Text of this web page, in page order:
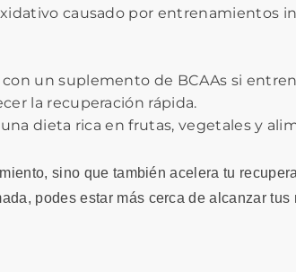
causado por entrenamientos
un suplemento de BCAAs si
la recuperación rápida.
dieta rica en frutas, vegetales y
sino que también acelera tu
podes estar más cerca de alcanzar tus